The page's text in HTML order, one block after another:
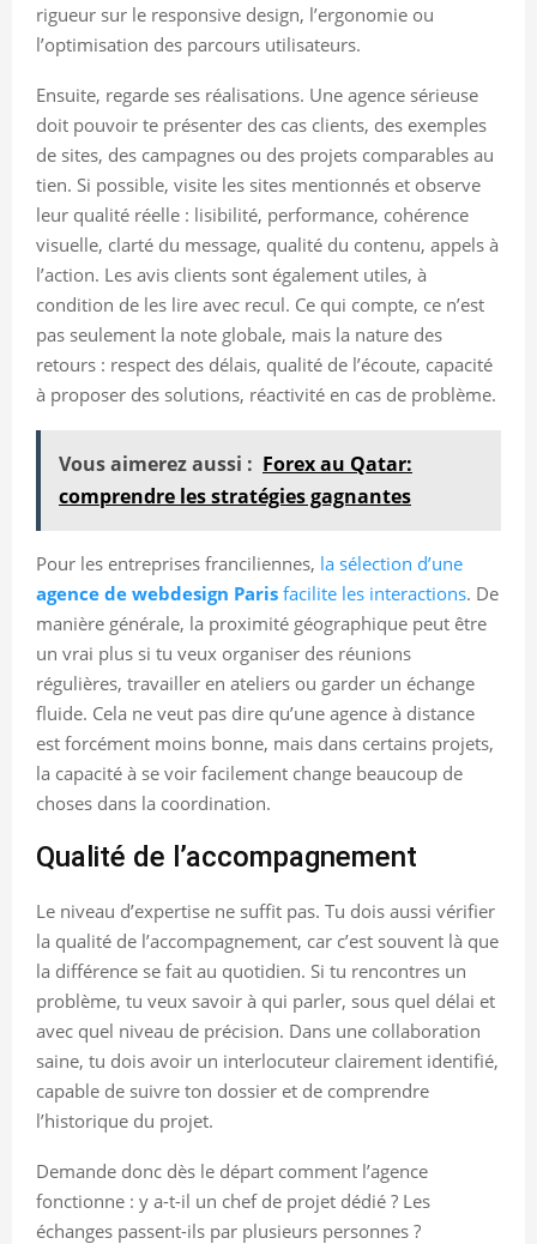
rigueur sur le responsive design, l’ergonomie ou
l’optimisation des parcours utilisateurs.
Ensuite, regarde ses réalisations. Une agence sérieuse
doit pouvoir te présenter des cas clients, des exemples
de sites, des campagnes ou des projets comparables au
tien. Si possible, visite les sites mentionnés et observe
leur qualité réelle : lisibilité, performance, cohérence
visuelle, clarté du message, qualité du contenu, appels à
l’action. Les avis clients sont également utiles, à
condition de les lire avec recul. Ce qui compte, ce n’est
pas seulement la note globale, mais la nature des
retours : respect des délais, qualité de l’écoute, capacité
à proposer des solutions, réactivité en cas de problème.
Vous aimerez aussi : Forex au Qatar:
comprendre les stratégies gagnantes
Pour les entreprises franciliennes, la sélection d’une
agence de webdesign Paris facilite les interactions. De
manière générale, la proximité géographique peut être
un vrai plus si tu veux organiser des réunions
régulières, travailler en ateliers ou garder un échange
fluide. Cela ne veut pas dire qu’une agence à distance
est forcément moins bonne, mais dans certains projets,
la capacité à se voir facilement change beaucoup de
choses dans la coordination.
Qualité de l’accompagnement
Le niveau d’expertise ne suffit pas. Tu dois aussi vérifier
la qualité de l’accompagnement, car c’est souvent là que
la différence se fait au quotidien. Si tu rencontres un
problème, tu veux savoir à qui parler, sous quel délai et
avec quel niveau de précision. Dans une collaboration
saine, tu dois avoir un interlocuteur clairement identifié,
capable de suivre ton dossier et de comprendre
l’historique du projet.
Demande donc dès le départ comment l’agence
fonctionne : y a-t-il un chef de projet dédié ? Les
échanges passent-ils par plusieurs personnes ?